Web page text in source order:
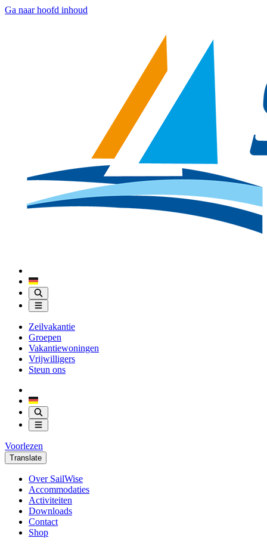
Ga naar hoofd inhoud
Zeilvakantie
Groepen
Vakantiewoningen
Vrijwilligers
Steun ons
Voorlezen
Translate
Over SailWise
Accommodaties
Activiteiten
Downloads
Contact
Shop